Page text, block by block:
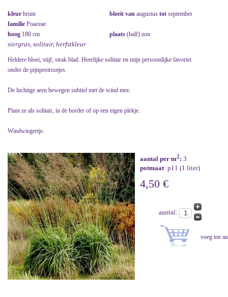
kleur bruin bloeit van augustus tot september
familie Poaceae
hoog 180 cm plaats (half) zon
siergras, solitair, herfstkleur
Heldere bloei, stijf, strak blad. Heerlijke solitair en mijn persoonlijke favoriet
onder de pijnpestrootjes.
De luchtige aren bewegen subtiel met de wind mee.
Plant ze als solitair, in de border of op een eigen plekje.
Windwiegertje.
aantal per m2: 3
potmaat: p11 (1 liter)
4,50 €
aantal: